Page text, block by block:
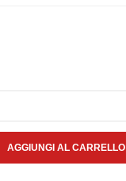
AGGIUNGI AL CARRELLO